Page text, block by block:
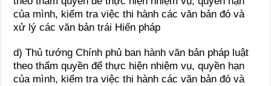
của mình, kiểm tra việc thi hành các văn bản đó và
xử lý các văn bản trái Hiến pháp
d) Thủ tướng Chính phủ ban hành văn bản pháp luật
theo thẩm quyền để thực hiện nhiệm vụ, quyền hạn
của mình, kiểm tra việc thi hành các văn bản đó và